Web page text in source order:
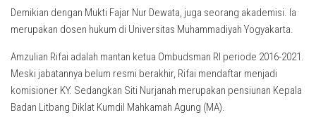
Demikian dengan Mukti Fajar Nur Dewata, juga seorang akademisi. Ia
merupakan dosen hukum di Universitas Muhammadiyah Yogyakarta.
Amzulian Rifai adalah mantan ketua Ombudsman RI periode 2016-2021.
Meski jabatannya belum resmi berakhir, Rifai mendaftar menjadi
komisioner KY. Sedangkan Siti Nurjanah merupakan pensiunan Kepala
Badan Litbang Diklat Kumdil Mahkamah Agung (MA).